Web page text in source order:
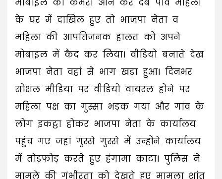
मोबाइल का कैमरा ऑन कर दबे पांव महिला
के घर में दाखिल हुए तो भाजपा नेता व
महिला की आपत्तिजनक हालत को अपने
मोबाइल में कैद कर लिया। वीडियो बनाते देख
भाजपा नेता वहां से भाग खड़ा हुआ। दिनभर
सोशल मीडिया पर वीडियो वायरल होने पर
महिला पक्ष का गुस्सा भड़क गया और गांव के
लोग इकट्ठा होकर भाजपा नेता के कार्यालय
पहुंच गए जहां गुस्से गुस्से में उन्होंने कार्यालय
में तोड़फोड़ करते हुए हंगामा काटा। पुलिस ने
मामले की गंभीरता को देखते हुए मामला शांत